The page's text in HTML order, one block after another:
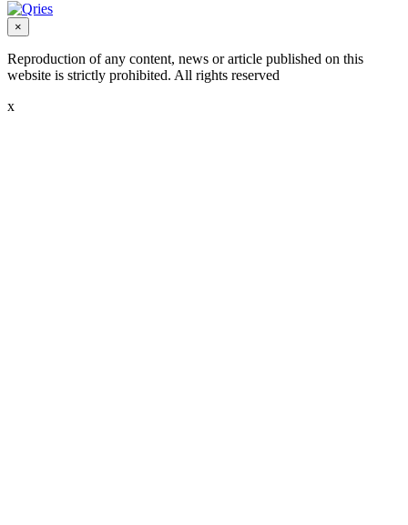
×
Reproduction of any content, news or article published on this
website is strictly prohibited. All rights reserved
x